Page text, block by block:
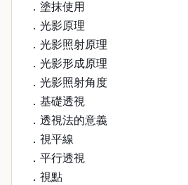
．塗抹使用
．光影原理
．光影照射原理
．光影形成原理
．光影照射角度
．基礎透視
．透視法的意義
．視平線
．平行透視
．視點